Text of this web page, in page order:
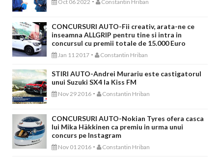
Oct 06 2022 Constantin Hriban
CONCURSURI AUTO-Fii creativ, arata-ne ce
inseamna ALLGRIP pentru tine si intra in
concursul cu premii totale de 15.000 Euro
Jan 11 2017 - Constantin Hriban
STIRI AUTO-Andrei Murariu este castigatorul
unui Suzuki SX4 la Kiss FM
Nov 29 2016 - Constantin Hriban
CONCURSURI AUTO-Nokian Tyres ofera casca
lui Mika Häkkinen ca premiu in urma unui
concurs pe Instagram
Nov 01 2016 - Constantin Hriban